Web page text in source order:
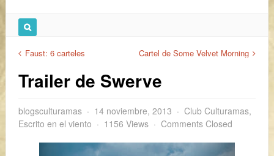
Faust: 6 carteles Cartel de Some Velvet Morning
Trailer de Swerve
blogsculturamas 14 noviembre, 2013 Club Culturamas,
Escrito en el viento
1156 Views Comments Closed